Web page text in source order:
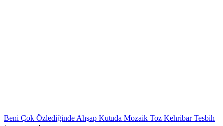
Beni Çok Özlediğinde Ahşap Kutuda Mozaik Toz Kehribar Tesbih